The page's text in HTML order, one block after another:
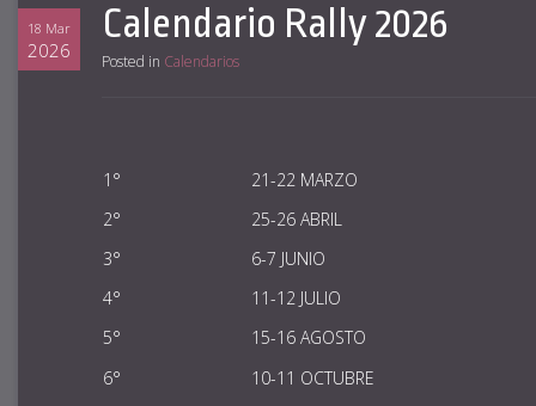
18 Mar
2026
Calendario Rally 2026
Posted in Calendarios
1°
21-22 MARZO
2°
25-26 ABRIL
3°
6-7 JUNIO
4°
11-12 JULIO
5°
15-16 AGOSTO
6°
10-11 OCTUBRE